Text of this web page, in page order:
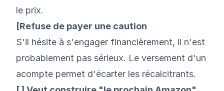
le prix.
[Refuse de payer une caution
S'il hésite à s'engager financièrement, il n'est
probablement pas sérieux. Le versement d'un
acompte permet d'écarter les récalcitrants.